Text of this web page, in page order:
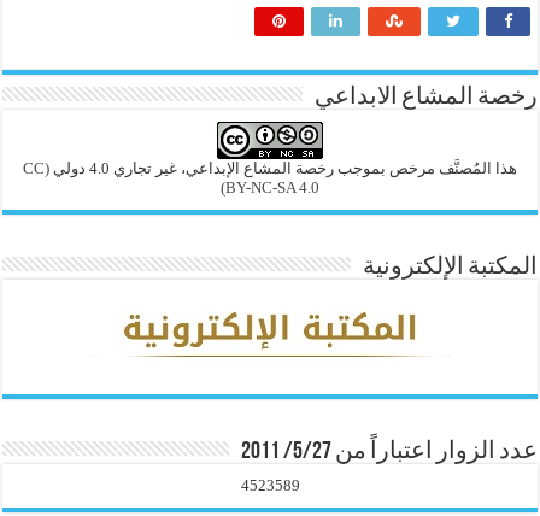
رخصة المشاع الابداعي
هذا المُصنَّف مرخص بموجب رخصة المشاع الإبداعي، غير تجاري 4.0 دولي
(CC
BY-NC-SA 4.0)
المكتبة الإلكترونية
عدد الزوار اعتباراً من 5/27/ 2011
4523589